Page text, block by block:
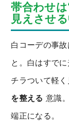
帯合わせ
見えさせ
白コーデの事
と。白はすで
チラついて軽
を整える 意識
端正になる。